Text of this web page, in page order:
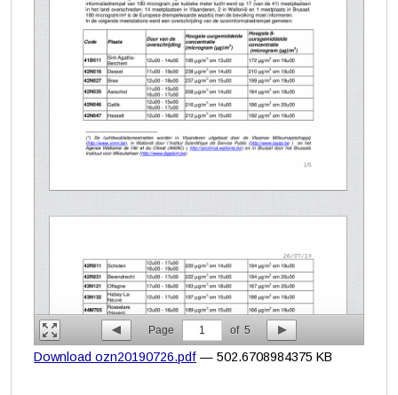
Page 1 of 5
Download ozn20190726.pdf — 502.6708984375 KB